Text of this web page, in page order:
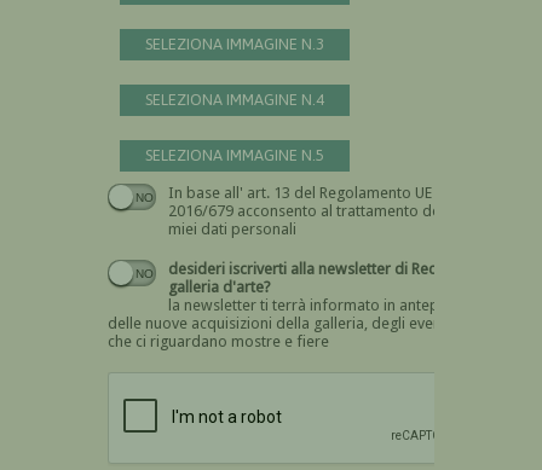
SELEZIONA IMMAGINE N.3
SELEZIONA IMMAGINE N.4
SELEZIONA IMMAGINE N.5
In base all' art. 13 del Regolamento UE n.
2016/679 acconsento al trattamento dei
miei dati personali
Devi dare il consenso
desideri iscriverti alla newsletter di Recta
galleria d'arte?
la newsletter ti terrà informato in anteprima
delle nuove acquisizioni della galleria, degli eventi
che ci riguardano mostre e fiere